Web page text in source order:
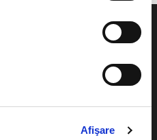
Afişare
Cum comand bilete?